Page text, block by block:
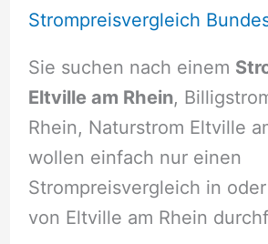
Strompreisvergleich
Sie suchen nach einem
Eltville am Rhein,
Rhein, Naturstrom Eltville
wollen einfach nur einen
Strompreisvergleich in
von Eltville am Rhein